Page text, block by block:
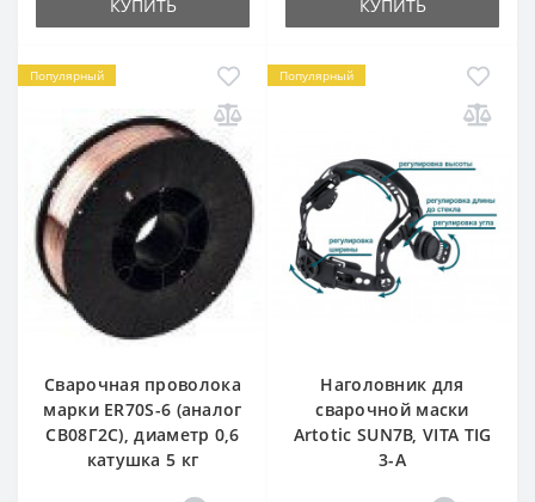
КУПИТЬ КУПИТЬ
Популярный
Сварочная проволока
марки ER70S-6 (аналог
СВ08Г2С), диаметр 0,6
катушка 5 кг
Популярный
Наголовник для
сварочной маски
Artotic SUN7B, VITA TIG
3-A